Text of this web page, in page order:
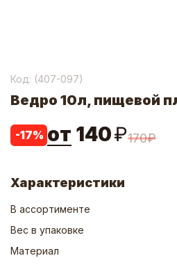
Код: (407-097)
Ведро 10л, пищевой
-17% от 140₽170₽
Характеристики
В ассортименте
Вес в упаковке
Материал